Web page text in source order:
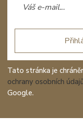
Tato stránka je
ochrany osobních
Google.